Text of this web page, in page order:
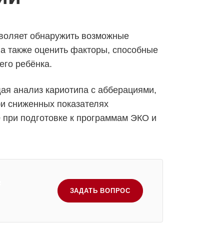
обнаружить возможные
также оценить факторы, способные
ребёнка.
анализ кариотипа с абберациями,
сниженных показателях
подготовке к программам ЭКО и
ЗАДАТЬ ВОПРОС